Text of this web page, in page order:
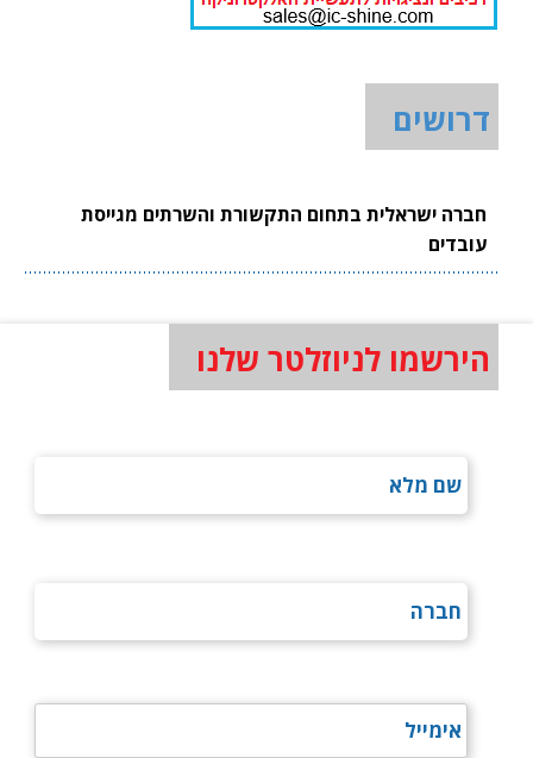
דרושים
חברה ישראלית בתחום התקשורת והשרתים מגייסת
עובדים
הירשמו לניוזלטר שלנו